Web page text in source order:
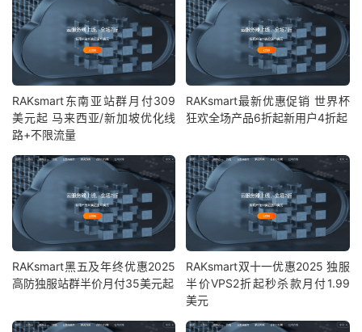
RAKsmart东南亚站群月付309
美元起 马来西亚/新加坡优化线
路+不限流量
RAKsmart最新优惠促销 世界杯
狂欢全场产品6折起新用户4折起
RAKsmart黑五及年终优惠2025
高防独服站群半价月付35美元起
RAKsmart双十一优惠2025 独服
半价VPS2折起秒杀款月付1.99
美元